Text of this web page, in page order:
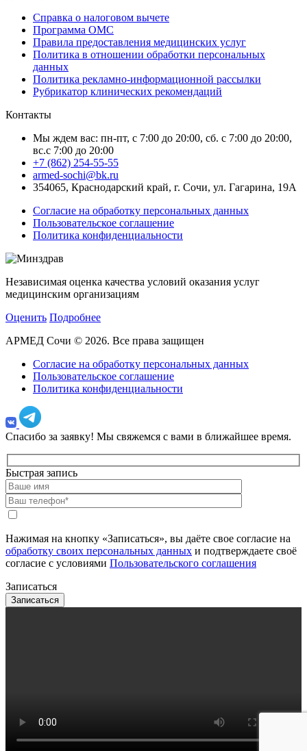
Справка о налоговом вычете
Программа ОМС
Правила предоставления медицинских услуг
Политика в отношении обработки персональных
данных
Политика рекламно-информационной рассылки
Рубрикатор клинических рекомендаций
Контакты
Мы ждем вас: пн-пт, с 7:00 до 20:00, сб. с 7:00 до 20:00,
вс.с 7:00 до 20:00
+7 (862) 254-55-55
armed-sochi@bk.ru
354065, Краснодарский край, г. Сочи, ул. Гагарина, 19А
Согласие на обработку персональных данных
Пользовательское соглашение
Политика конфиденциальности
Независимая оценка качества условий оказания услуг
медицинским организациям
Оценить Подробнее
АРМЕД Сочи © 2026. Все права защищен
Согласие на обработку персональных данных
Пользовательское соглашение
Политика конфиденциальности
Спасибо за заявку! Мы свяжемся с вами в ближайшее время.
Быстрая запись
Нажимая на кнопку «Записаться», вы даёте свое согласие на
обработку своих персональных данных и подтверждаете своё
согласие с условиями Пользовательского соглашения
Записаться